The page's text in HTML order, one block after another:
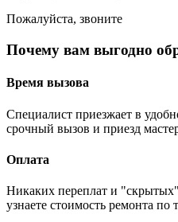
Пожалуйста, звоните
Почему вам выгодно
Время вызова
Специалист приезжает в
срочный вызов и приезд
Оплата
Никаких переплат и
узнаете стоимость ремонта по